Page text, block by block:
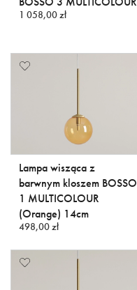
1 058,00 zł
Lampa wisząca z
barwnym kloszem BOSSO
1 MULTICOLOUR
(Orange) 14cm
498,00 zł